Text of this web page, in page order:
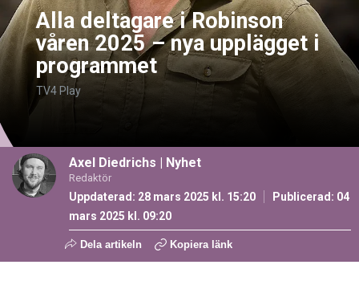
Alla deltagare i Robinson
våren 2025 – nya upplägget i
programmet
TV4 Play
Axel Diedrichs Nyhet
Redaktör
Uppdaterad: 28 mars 2025 kl. 15:20 Publicerad: 04
mars 2025 kl. 09:20
Dela artikeln Kopiera länk